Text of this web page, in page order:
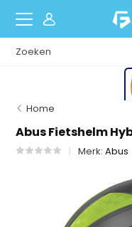
Home
Abus Fietshelm
Merk:Abus